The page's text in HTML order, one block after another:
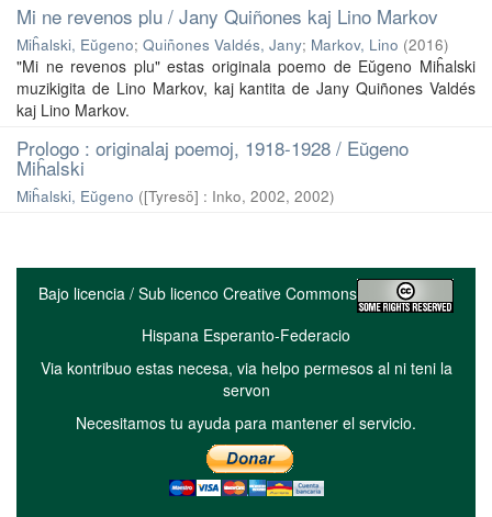
Mi ne revenos plu / Jany Quiñones kaj Lino Markov
Miĥalski, Eŭgeno; Quiñones Valdés, Jany; Markov, Lino (2016)
"Mi ne revenos plu" estas originala poemo de Eŭgeno Miĥalski
muzikigita de Lino Markov, kaj kantita de Jany Quiñones Valdés
kaj Lino Markov.
Prologo : originalaj poemoj, 1918-1928 / Eŭgeno
Miĥalski
Miĥalski, Eŭgeno ([Tyresö] : Inko, 2002, 2002)
Bajo licencia / Sub licenco Creative Commons
Hispana Esperanto-Federacio
Via kontribuo estas necesa, via helpo permesos al ni teni la
servon
Necesitamos tu ayuda para mantener el servicio.